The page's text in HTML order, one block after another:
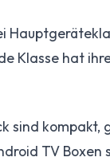
Klasse hat
sind
TV